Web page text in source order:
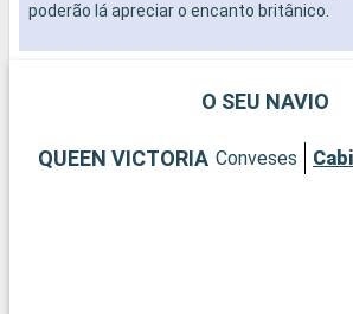
poderão lá apreciar o encanto britânico.
O SEU NAVIO
QUEEN VICTORIA Conveses